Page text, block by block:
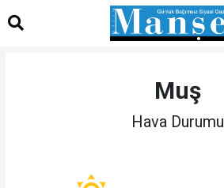
Muş
Hava Durumu